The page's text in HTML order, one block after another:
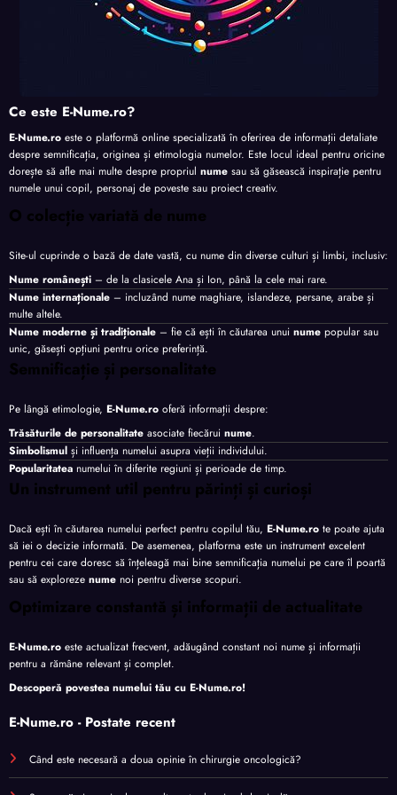
Ce este E-Nume.ro?
E-Nume.ro este o platformă online specializată în oferirea de informații detaliate
despre semnificația, originea și etimologia numelor. Este locul ideal pentru oricine
dorește să afle mai multe despre propriul nume sau să găsească inspirație pentru
numele unui copil, personaj de poveste sau proiect creativ.
O colecție variată de nume
Site-ul cuprinde o bază de date vastă, cu nume din diverse culturi și limbi, inclusiv:
Nume românești – de la clasicele Ana și Ion, până la cele mai rare.
Nume internaționale – incluzând nume maghiare, islandeze, persane, arabe și
multe altele.
Nume moderne și tradiționale – fie că ești în căutarea unui nume popular sau
unic, găsești opțiuni pentru orice preferință.
Semnificație și personalitate
Pe lângă etimologie, E-Nume.ro oferă informații despre:
Trăsăturile de personalitate asociate fiecărui nume.
Simbolismul și influența numelui asupra vieții individului.
Popularitatea numelui în diferite regiuni și perioade de timp.
Un instrument util pentru părinți și curioși
Dacă ești în căutarea numelui perfect pentru copilul tău, E-Nume.ro te poate ajuta
să iei o decizie informată. De asemenea, platforma este un instrument excelent
pentru cei care doresc să înțeleagă mai bine semnificația numelui pe care îl poartă
sau să exploreze nume noi pentru diverse scopuri.
Optimizare constantă și informații de actualitate
E-Nume.ro este actualizat frecvent, adăugând constant noi nume și informații
pentru a rămâne relevant și complet.
Descoperă povestea numelui tău cu E-Nume.ro!
E-Nume.ro - Postate recent
Când este necesară a doua opinie în chirurgie oncologică?